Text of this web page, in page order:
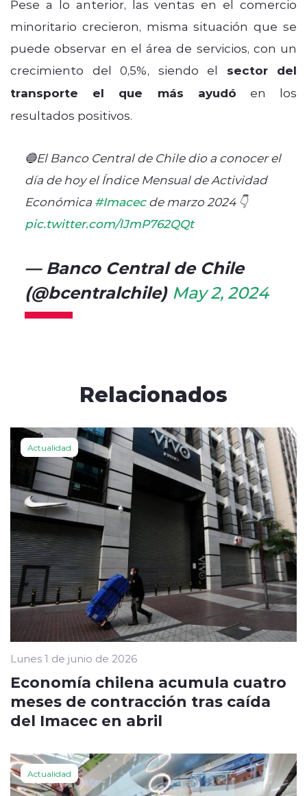
Pese a lo anterior, las ventas en el comercio
minoritario crecieron, misma situación que se
puede observar en el área de servicios, con un
crecimiento del 0,5%, siendo el sector del
transporte el que más ayudó en los
resultados positivos.
🔵El Banco Central de Chile dio a conocer el
día de hoy el Índice Mensual de Actividad
Económica #Imacecde marzo 2024 👇
pic.twitter.com/lJmP762QQt
— Banco Central de Chile
(@bcentralchile) May 2, 2024
Relacionados
Actualidad
Lunes 1 de junio de 2026
Economía chilena acumula cuatro
meses de contracción tras caída
del Imacec en abril
Actualidad